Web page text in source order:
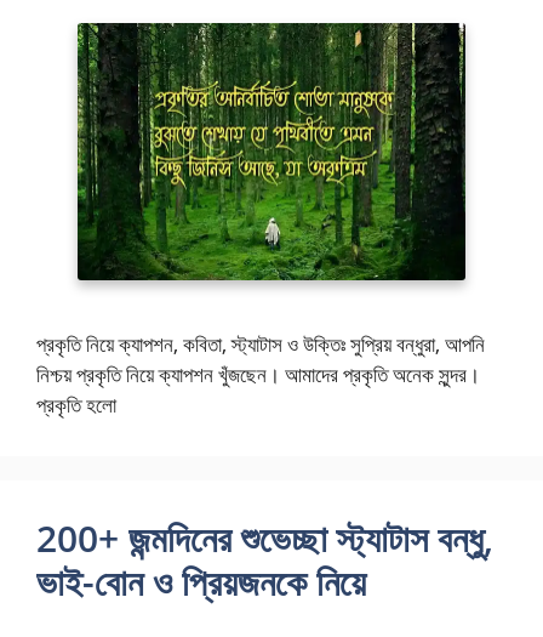
প্রকৃতি নিয়ে ক্যাপশন, কবিতা, স্ট্যাটাস ও উক্তিঃ সুপ্রিয় বন্ধুরা, আপনি
নিশ্চয় প্রকৃতি নিয়ে ক্যাপশন খুঁজছেন। আমাদের প্রকৃতি অনেক সুন্দর।
প্রকৃতি হলো
200+ জন্মদিনের শুভেচ্ছা স্ট্যাটাস বন্ধু,
ভাই-বোন ও প্রিয়জনকে নিয়ে